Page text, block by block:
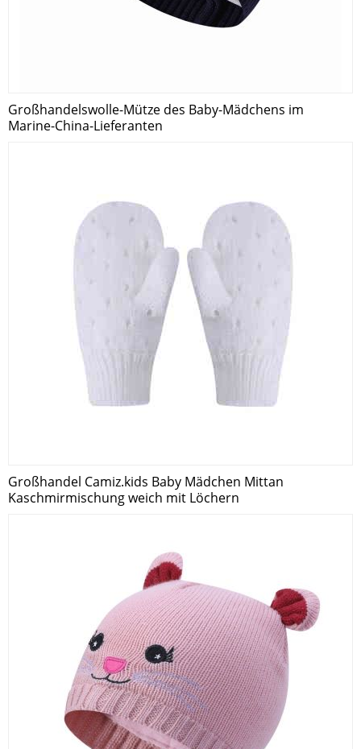
Großhandelswolle-Mütze des Baby-Mädchens im
Marine-China-Lieferanten
Großhandel Camiz.kids Baby Mädchen Mittan
Kaschmirmischung weich mit Löchern